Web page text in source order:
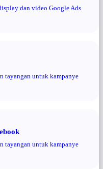
dan video Google Ads
tayangan untuk kampanye
tayangan untuk kampanye